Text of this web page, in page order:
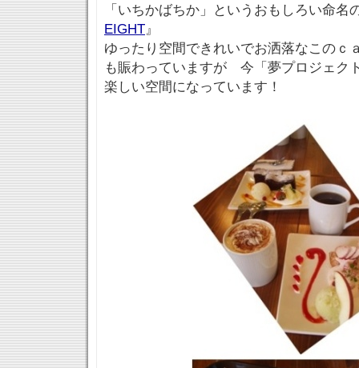
「いちかばちか」というおもしろい命名
EIGHT』
ゆったり空間できれいでお洒落なこの
も賑わっていますが 今「夢プロジェク
楽しい空間になっています！